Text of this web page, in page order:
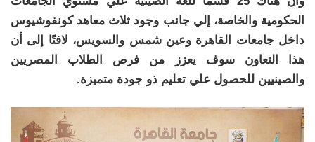
الحكومية والخاصة، إلي جانب وجود ثلاث معاهد كونفوشيوس
داخل جامعات القاهرة وعين شمس والسويس، لافتًا إلى أن
هذا التعاون سوف يعزز من فرص الطلاب المصريين
والصينيين للحصول علي تعليم ذو جودة متميزة.